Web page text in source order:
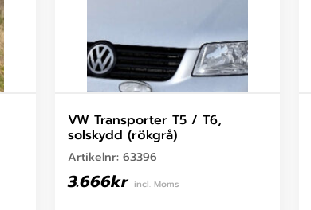
VW Transporter T5 / T6,
solskydd (rökgrå)
Artikelnr: 63396
3.666kr incl. Moms